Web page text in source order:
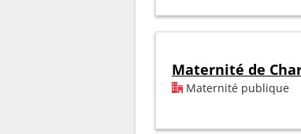
Maternité de
Maternité publique